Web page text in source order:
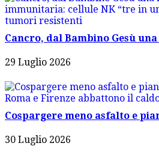
Cancro, dal Bambino Gesù
29 Luglio 2026
Cospargere meno asfalto e
30 Luglio 2026